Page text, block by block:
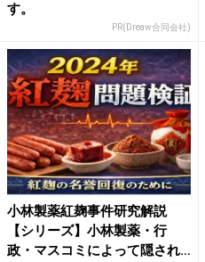
す。
PR(Dreaw合同会社)
小林製薬紅麹事件研究解説
【シリーズ】小林製薬・行
政・マスコミによって隠され